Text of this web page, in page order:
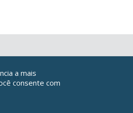
a mais
consente com